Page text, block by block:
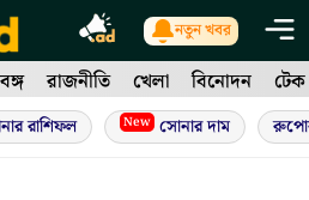
নতুন খবর
রাজনীতি খেলা বিনোদন টেক
রাশিফল New সোনার দাম